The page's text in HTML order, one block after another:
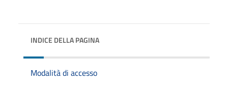
INDICE DELLA PAGINA
Modalità di accesso